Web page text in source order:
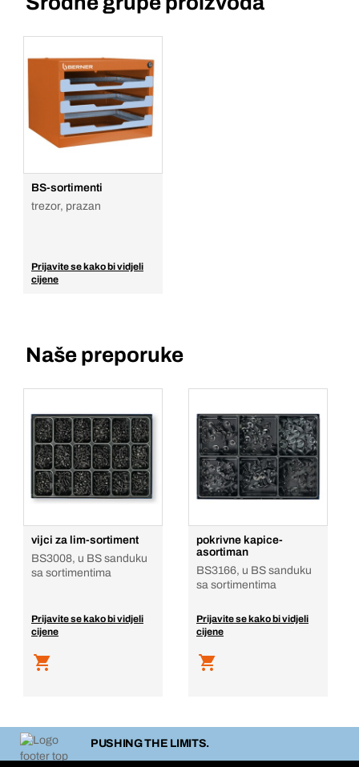
BS-sortimenti
trezor, prazan
Prijavite se kako bi vidjeli
cijene
Naše preporuke
vijci za lim-sortiment
BS3008, u BS sanduku
sa sortimentima
Prijavite se kako bi vidjeli
cijene
pokrivne kapice-
asortiman
BS3166, u BS sanduku
sa sortimentima
Prijavite se kako bi vidjeli
cijene
PUSHING THE LIMITS.